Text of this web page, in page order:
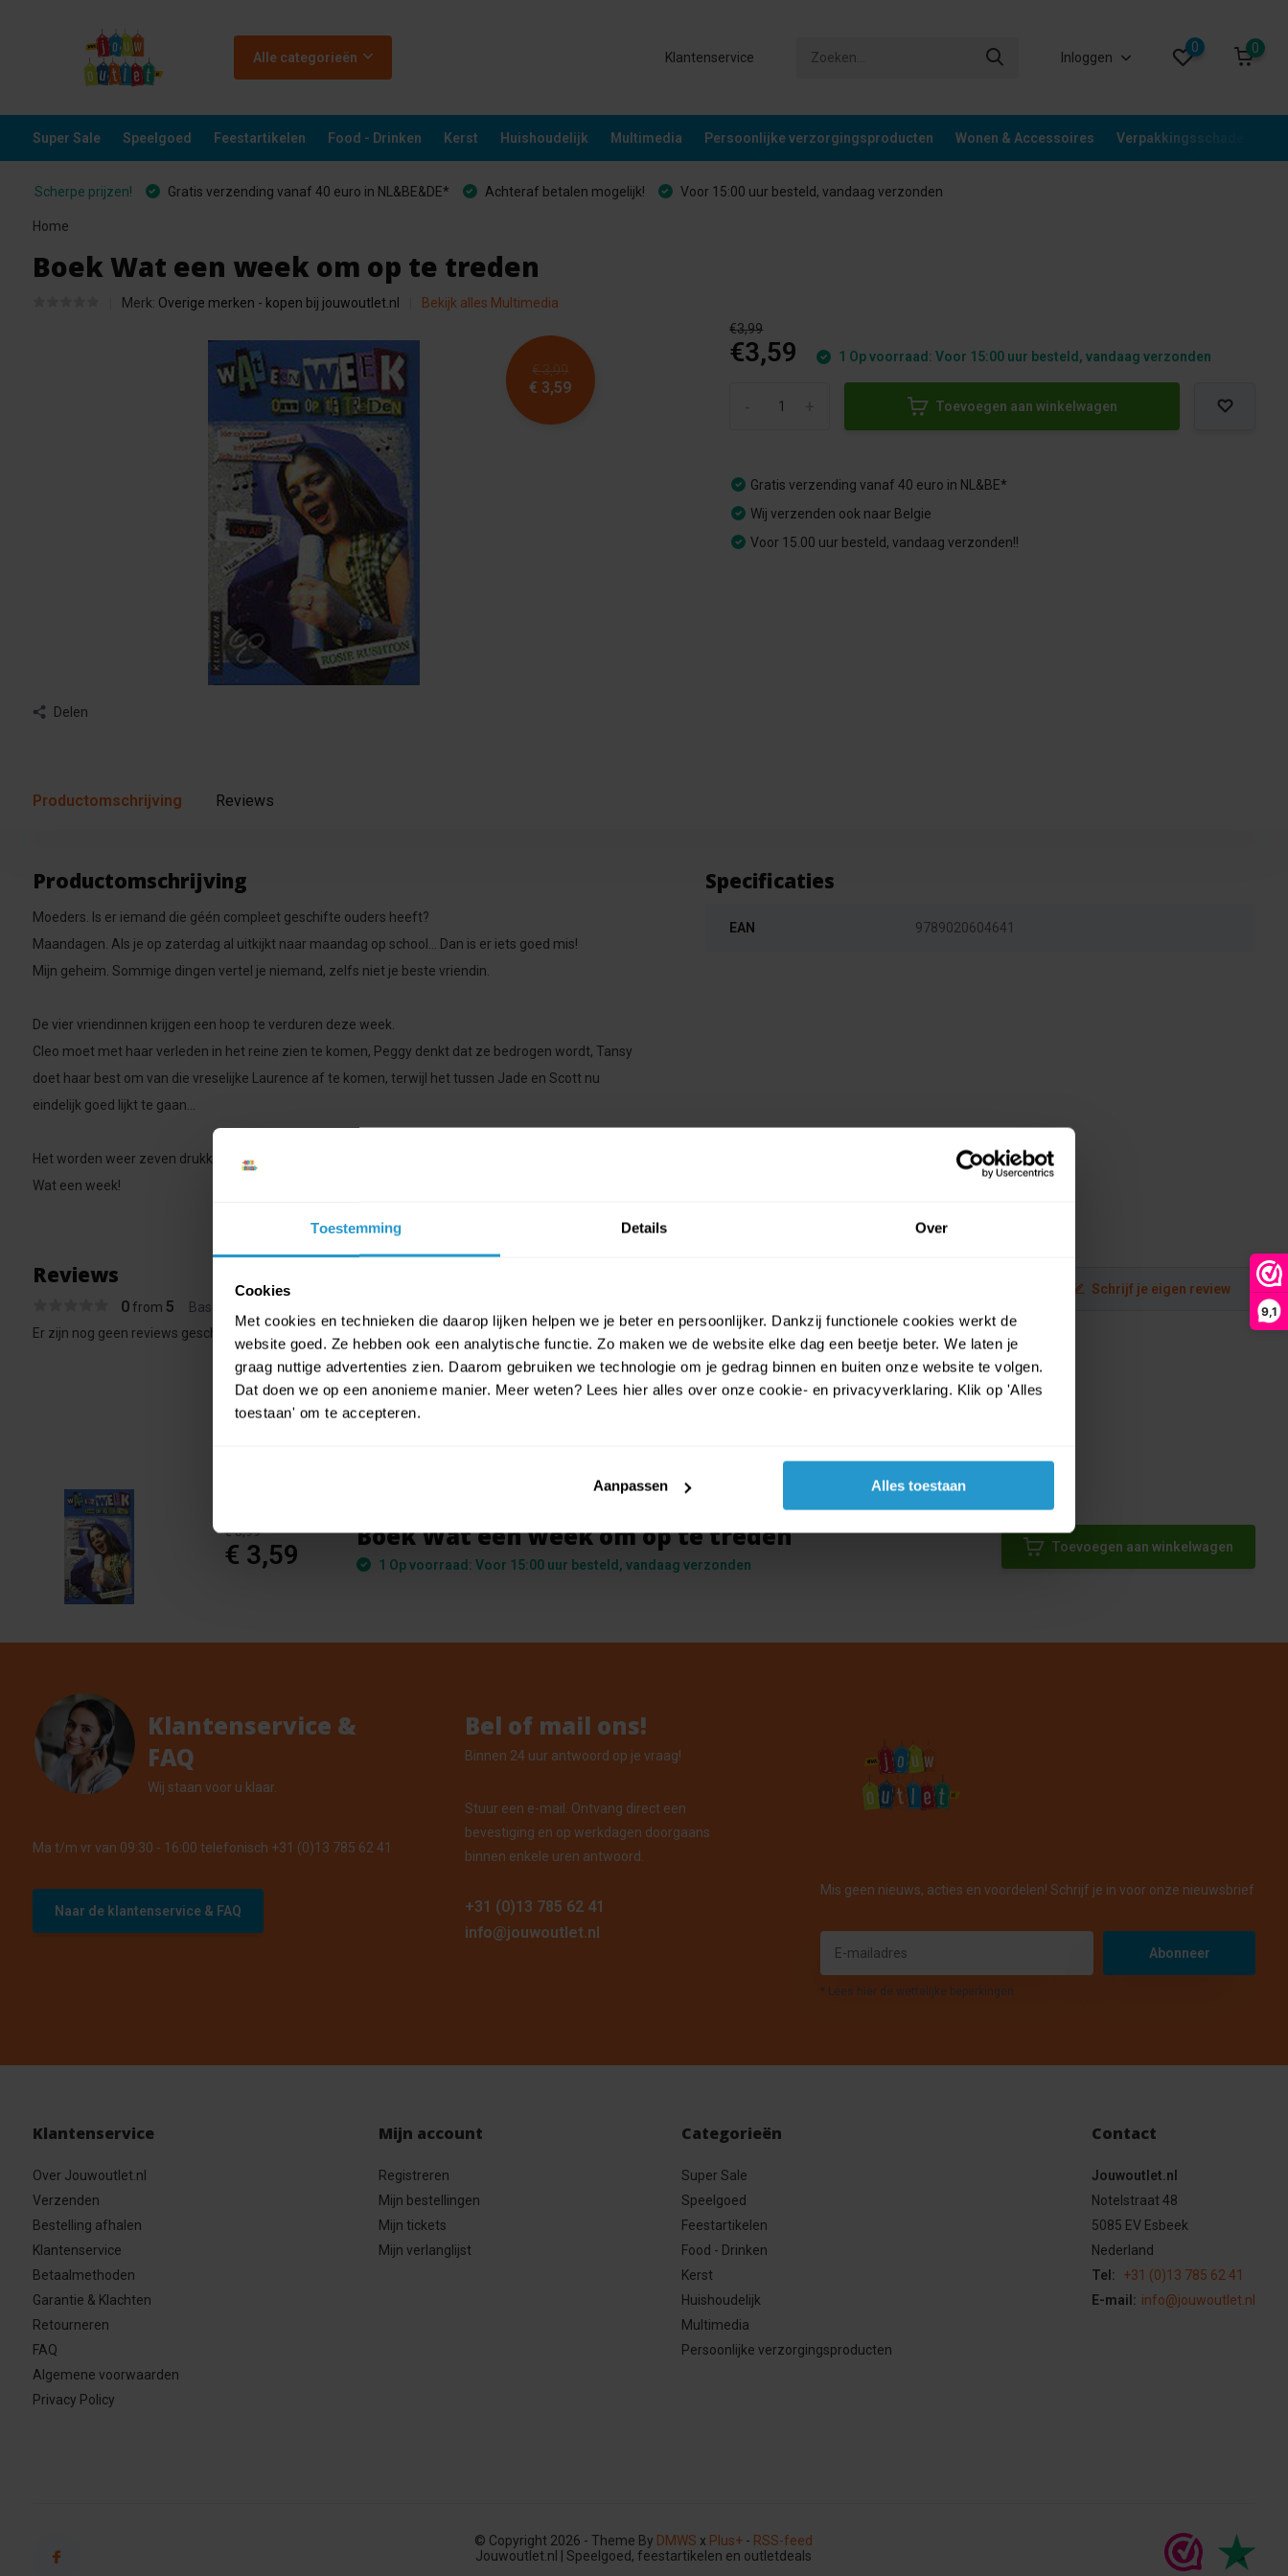
Toestemming Details Over
Cookies
Met cookies en technieken die daarop lijken helpen we je beter en persoonlijker. Dankzij functionele cookies werkt de
website goed. Ze hebben ook een analytische functie. Zo maken we de website elke dag een beetje beter. We laten je
graag nuttige advertenties zien. Daarom gebruiken we technologie om je gedrag binnen en buiten onze website te volgen.
Dat doen we op een anonieme manier. Meer weten? Lees hier alles over onze cookie- en privacyverklaring. Klik op 'Alles
toestaan' om te accepteren.
Aanpassen Alles toestaan
9,1
Alle categorieën Klantenservice Inloggen
0 0
Super Sale Speelgoed Feestartikelen Food - Drinken Kerst Huishoudelijk Multimedia Persoonlijke verzorgingsproducten Wonen & Accessoires Verpakkingsschade
Scherpe prijzen! Gratis verzending vanaf 40 euro in NL&BE&DE* Achteraf betalen mogelijk! Voor 15:00 uur besteld, vandaag verzonden
Home
Boek Wat een week om op te treden
Merk: Overige merken - kopen bij jouwoutlet.nl Bekijk alles Multimedia
€ 3,99
€ 3,59
Delen
€3,99
€3,59 1 Op voorraad: Voor 15:00 uur besteld, vandaag verzonden
Toevoegen aan winkelwagen
Gratis verzending vanaf 40 euro in NL&BE*
Wij verzenden ook naar Belgie
Voor 15.00 uur besteld, vandaag verzonden!!
Productomschrijving Reviews
Productomschrijving
Moeders. Is er iemand die géén compleet geschifte ouders heeft?
Maandagen. Als je op zaterdag al uitkijkt naar maandag op school... Dan is er iets goed mis!
Mijn geheim. Sommige dingen vertel je niemand, zelfs niet je beste vriendin.
De vier vriendinnen krijgen een hoop te verduren deze week.
Cleo moet met haar verleden in het reine zien te komen, Peggy denkt dat ze bedrogen wordt, Tansy
doet haar best om van die vreselijke Laurence af te komen, terwijl het tussen Jade en Scott nu
eindelijk goed lijkt te gaan...
Het worden weer zeven drukke en rare dagen.
Wat een week!
Specificaties
EAN 9789020604641
Reviews
0from 5 Based on 0 reviews
Schrijf je eigen review
Er zijn nog geen reviews geschreven over dit product..
€ 3,99
€ 3,59
Boek Wat een week om op te treden
1 Op voorraad: Voor 15:00 uur besteld, vandaag verzonden
Toevoegen aan winkelwagen
Klantenservice &
FAQ
Wij staan voor u klaar.
Ma t/m vr van 09:30 - 16:00 telefonisch +31 (0)13 785 62 41
Naar de klantenservice & FAQ
Bel of mail ons!
Binnen 24 uur antwoord op je vraag!
Stuur een e-mail. Ontvang direct een
bevestiging en op werkdagen doorgaans
binnen enkele uren antwoord.
+31 (0)13 785 62 41
info@jouwoutlet.nl
Mis geen nieuws, acties en voordelen! Schrijf je in voor onze nieuwsbrief
Abonneer
* Lees hier de wettelijke beperkingen
Klantenservice
Over Jouwoutlet.nl
Verzenden
Bestelling afhalen
Klantenservice
Betaalmethoden
Garantie & Klachten
Retourneren
FAQ
Algemene voorwaarden
Privacy Policy
Mijn account
Registreren
Mijn bestellingen
Mijn tickets
Mijn verlanglijst
Categorieën
Super Sale
Speelgoed
Feestartikelen
Food - Drinken
Kerst
Huishoudelijk
Multimedia
Persoonlijke verzorgingsproducten
Contact
Jouwoutlet.nl
Notelstraat 48
5085 EV Esbeek
Nederland
Tel:
+31 (0)13 785 62 41
E-mail: info@jouwoutlet.nl
© Copyright 2026 - Theme By DMWS x Plus+ - RSS-feed
Jouwoutlet.nl | Speelgoed, feestartikelen en outletdeals